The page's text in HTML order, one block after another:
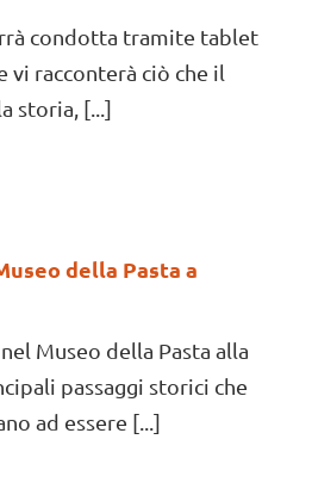
condotta tramite tablet
vi racconterà ciò che il
storia, [...]
della Pasta a
Museo della Pasta alla
passaggi storici che
ad essere [...]